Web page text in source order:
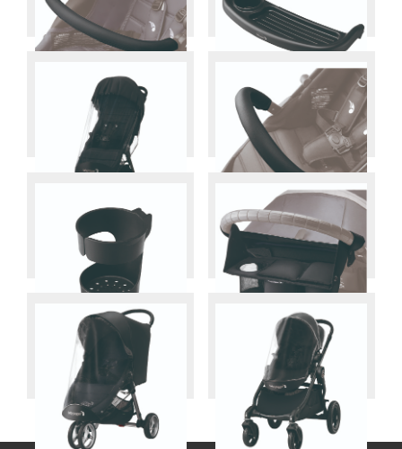
アジャスタブル ベリーバー チャイルドトレイ
ベリーバーシングル
mini
チャイルドトレイ シングル
ウェザーシールド ・シティ
tour
ベリーバー ・シティツアー
カップホルダー ・シティツ
select
ペアレントコンソール